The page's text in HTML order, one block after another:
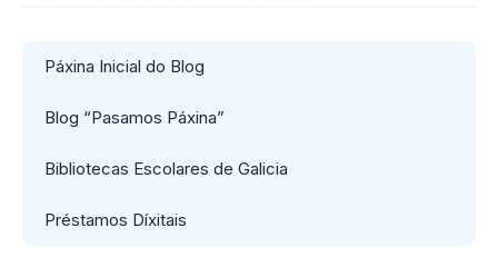
Páxina Inicial do Blog
Blog “Pasamos Páxina”
Bibliotecas Escolares de Galicia
Préstamos Díxitais